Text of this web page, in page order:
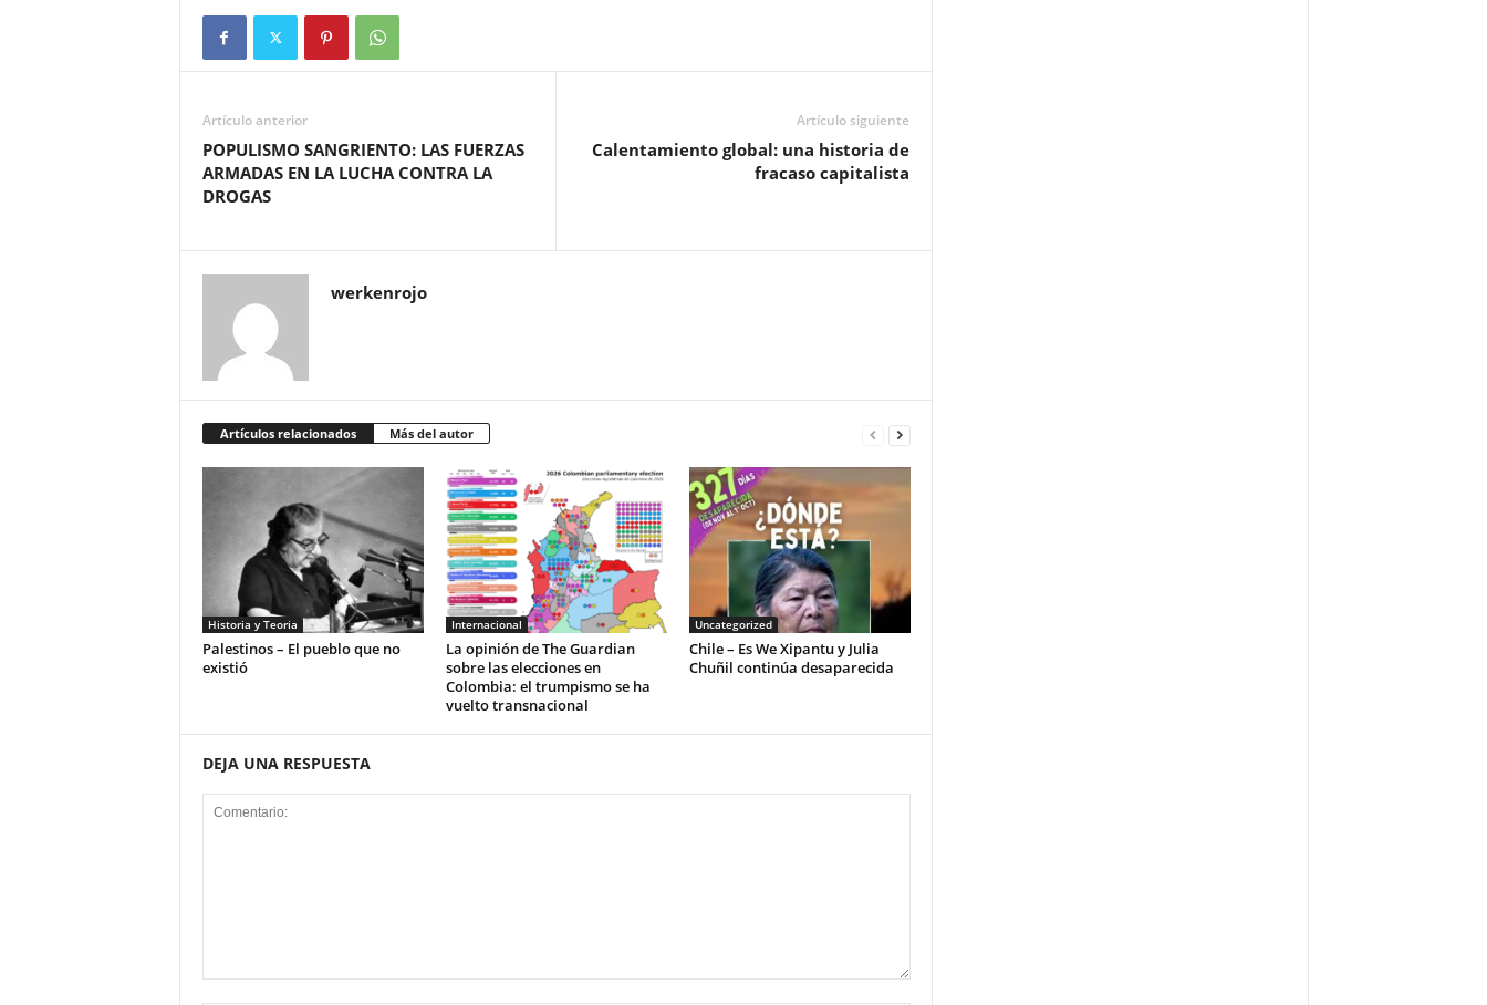
Artículo anterior
POPULISMO SANGRIENTO: LAS FUERZAS
ARMADAS EN LA LUCHA CONTRA LA
DROGAS
Artículo siguiente
Calentamiento global: una historia de
fracaso capitalista
werkenrojo
Artículos relacionados Más del autor
Historia y Teoria
Palestinos – El pueblo que no
existió
Internacional
La opinión de The Guardian
sobre las elecciones en
Colombia: el trumpismo se ha
vuelto transnacional
Uncategorized
Chile – Es We Xipantu y Julia
Chuñil continúa desaparecida
DEJA UNA RESPUESTA